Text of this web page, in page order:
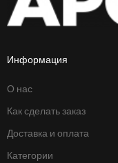
Информация
О нас
Как сделать заказ
Доставка и оплата
Категории